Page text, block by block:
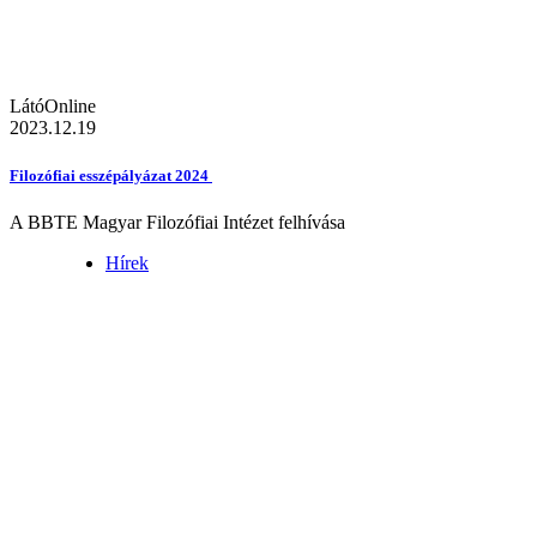
LátóOnline
2023.12.19
Filozófiai esszépályázat 2024
A BBTE Magyar Filozófiai Intézet felhívása
Hírek